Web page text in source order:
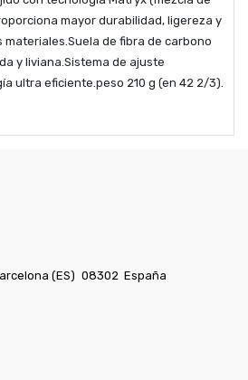
mayor durabilidad, ligereza y
de fibra de carbono
y liviana.Sistema de ajuste
ultra eficiente.peso 210 g (en 42 2/3).
(ES) 08302 España